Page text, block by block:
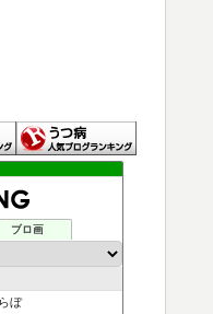
ブロ画
ぼ